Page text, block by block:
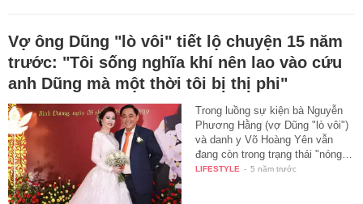
Vợ ông Dũng "lò vôi" tiết lộ chuyện 15 năm
trước: "Tôi sống nghĩa khí nên lao vào cứu
anh Dũng mà một thời tôi bị thị phi"
Trong luồng sự kiện bà Nguyễn
Phương Hằng (vợ Dũng "lò vôi")
và danh y Võ Hoàng Yên vẫn
đang còn trong trạng thái "nóng…
LIFESTYLE - 5 năm trước